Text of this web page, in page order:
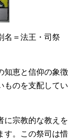
名＝法王・司祭
知恵と信仰の象徴
ものを支配してい
に宗教的な教えを
す。この祭司は惜